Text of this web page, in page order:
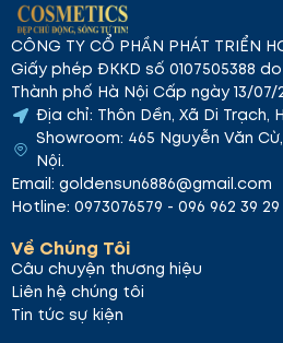
CÔNG TY CỔ PHẦN PHÁT TRIỂN
Giấy phép ĐKKD số 0107505388
Thành phố Hà Nội Cấp ngày 13/07/
Địa chỉ: Thôn Dền, Xã Di Trạch,
Showroom: 465 Nguyễn Văn
Nội.
Email: goldensun6886@gmail.com
Hotline: 0973076579 - 096 962 39 29
Về Chúng Tôi
Câu chuyện thương hiệu
Liên hệ chúng tôi
Tin tức sự kiện